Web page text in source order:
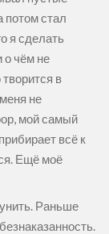
потом стал
я сделать
о чём не
в
не
мой самый
всё к
Ещё моё
Раньше